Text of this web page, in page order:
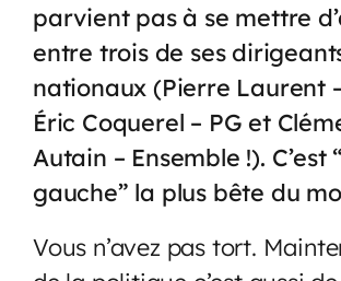
parvient pas à se mettre
entre trois de ses
nationaux (Pierre Laurent
Éric Coquerel – PG et
Autain – Ensemble !). C’est
gauche” la plus bête du
Vous n’avez pas tort.